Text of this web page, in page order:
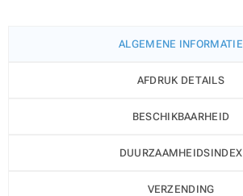
ALGEMENE INFORMATIE
AFDRUK DETAILS
BESCHIKBAARHEID
DUURZAAMHEIDSINDEX
VERZENDING